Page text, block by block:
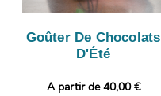
Goûter De Chocolats
D'Été
A partir de 40,00 €